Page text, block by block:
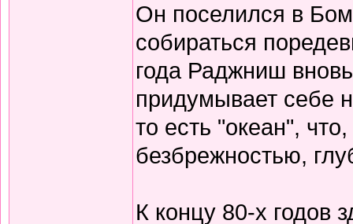
Он поселился в
собираться
года Раджниш
придумывает себе
то есть "океан",
безбрежностью,
К концу 80-х годов